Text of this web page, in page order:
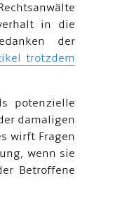
in die
der
trotzdem
potenzielle
damaligen
wirft Fragen
wenn sie
Betroffene